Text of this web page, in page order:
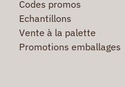
Codes promos
Echantillons
Vente à la palette
Promotions emballages